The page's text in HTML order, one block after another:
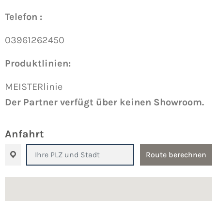
Telefon :
03961262450
Produktlinien:
MEISTERlinie
Der Partner verfügt über keinen Showroom.
Anfahrt